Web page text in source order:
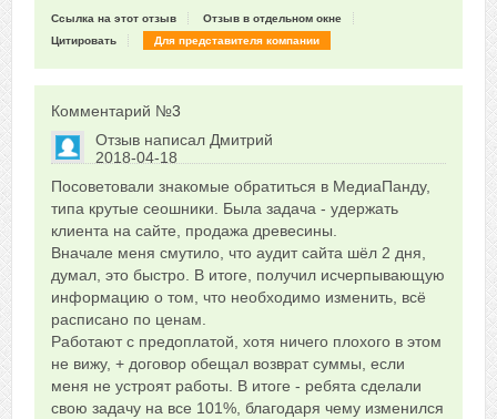
Ссылка на этот отзыв
Отзыв в отдельном окне
Цитировать
Для представителя компании
Комментарий №3
Отзыв написал Дмитрий
2018-04-18
0
Сказать друзьям об отзыве
Посоветовали знакомые обратиться в МедиаПанду,
типа крутые сеошники. Была задача - удержать
клиента на сайте, продажа древесины.
Вначале меня смутило, что аудит сайта шёл 2 дня,
думал, это быстро. В итоге, получил исчерпывающую
информацию о том, что необходимо изменить, всё
расписано по ценам.
Работают с предоплатой, хотя ничего плохого в этом
не вижу, + договор обещал возврат суммы, если
меня не устроят работы. В итоге - ребята сделали
свою задачу на все 101%, благодаря чему изменился